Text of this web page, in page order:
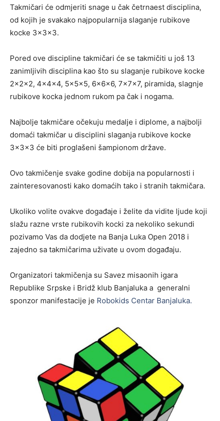
Takmičari će odmjeriti snage u čak četrnaest disciplina,
od kojih je svakako najpopularnija slaganje rubikove
kocke 3x3x3.
Pored ove discipline takmičari će se takmičiti u još 13
zanimljivih disciplina kao što su slaganje rubikove kocke
2x2x2, 4x4x4, 5x5x5, 6x6x6, 7x7x7, piramida, slagnje
rubikove kocka jednom rukom pa čak i nogama.
Najbolje takmičare očekuju medalje i diplome, a najbolji
domaći takmičar u disciplini slaganja rubikove kocke
3x3x3 će biti proglašeni šampionom države.
Ovo takmičenje svake godine dobija na popularnosti i
zainteresovanosti kako domaćih tako i stranih takmičara.
Ukoliko volite ovakve događaje i želite da vidite ljude koji
slažu razne vrste rubikovih kocki za nekoliko sekundi
pozivamo Vas da dodjete na Banja Luka Open 2018 i
zajedno sa takmičarima uživate u ovom događaju.
Organizatori takmičenja su Savez misaonih igara
Republike Srpske i Bridž klub Banjaluka a generalni
sponzor manifestacije je Robokids Centar Banjaluka.